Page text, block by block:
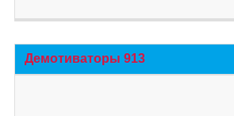
Демотиваторы 913